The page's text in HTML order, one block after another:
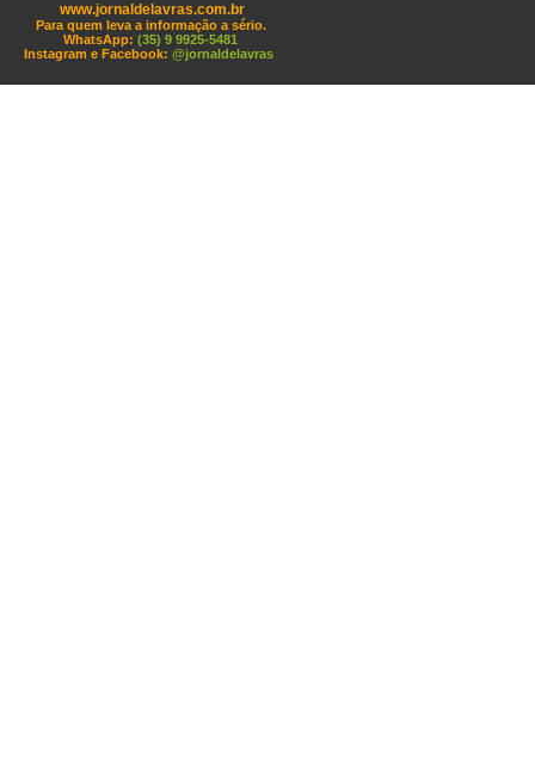
www.jornaldelavras.com.br
Para quem leva a informação a sério.
WhatsApp: (35) 9 9925-5481
Instagram e Facebook: @jornaldelavras